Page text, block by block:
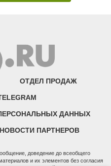
ОТДЕЛ ПРОДАЖ
ДАННЫХ
НОВОСТИ ПАРТНЕРОВ
доведение до всеобщего
и их элементов без согласия